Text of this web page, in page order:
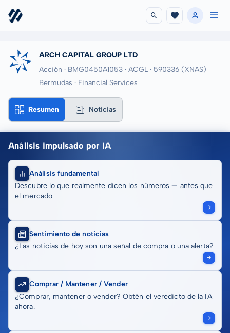
ARCH CAPITAL GROUP LTD
Acción · BMG0450A1053 · ACGL · 590336 (XNAS)
Bermudas · Financial Services
Resumen Noticias
Análisis impulsado por IA
Análisis fundamental
Descubre lo que realmente dicen los números — antes que
el mercado
Sentimiento de noticias
¿Las noticias de hoy son una señal de compra o una alerta?
Comprar / Mantener / Vender
¿Comprar, mantener o vender? Obtén el veredicto de la IA
ahora.